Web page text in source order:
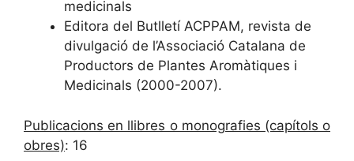
medicinals
Editora del Butlletí ACPPAM, revista de
divulgació de l’Associació Catalana de
Productors de Plantes Aromàtiques i
Medicinals (2000-2007).
Publicacions en llibres o monografies (capítols o
obres): 16